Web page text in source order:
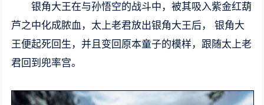
银角大王在与孙悟空的战斗中，被其吸入紫金红葫
芦之中化成脓血，太上老君放出银角大王后， 银角大
王便起死回生，并且变回原本童子的模样，跟随太上老
君回到兜率宫。